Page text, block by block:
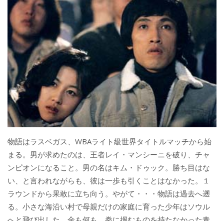
物語はラスベガス、WBAライト級世界タイトルマッチから始
まる。男が求めたのは、王者レイ・マンシーニを破り、チャ
ンピオンになること。男の名はキム・ドゥック。勝ち目はな
い、と言われながらも、彼は一歩も引くことはなかった。１
ラウンドから果敢に立ち向う。やがて・・・物語は過去へ遡
る。小さな海沿い村で母親だけの家庭に育った少年はソウル